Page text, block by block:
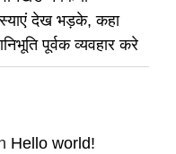
देख भड़के, कहा
पूर्वक व्यवहार करे
Hello world!